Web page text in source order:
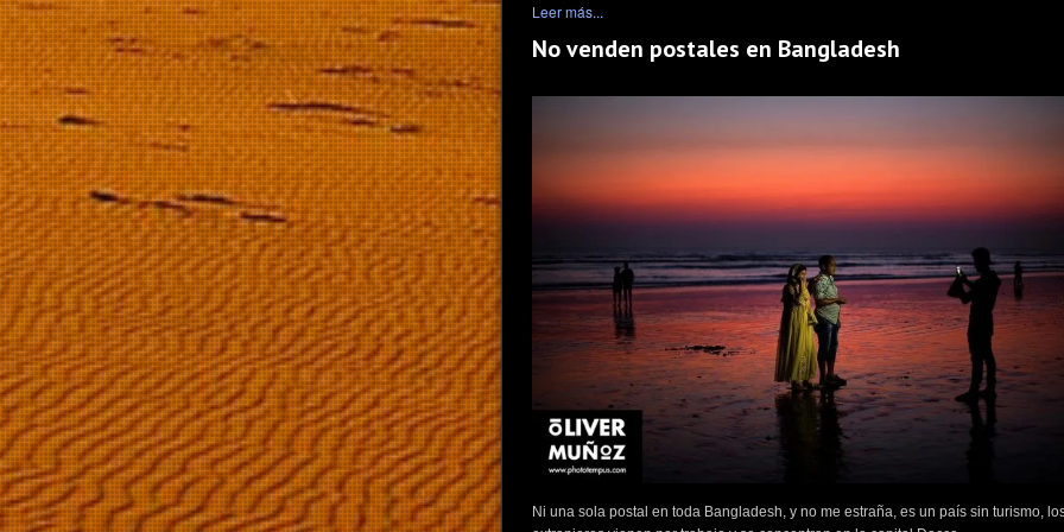
Leer más...
No venden postales en Bangladesh
Ni una sola postal en toda Bangladesh, y no me estraña, es un país sin turismo,